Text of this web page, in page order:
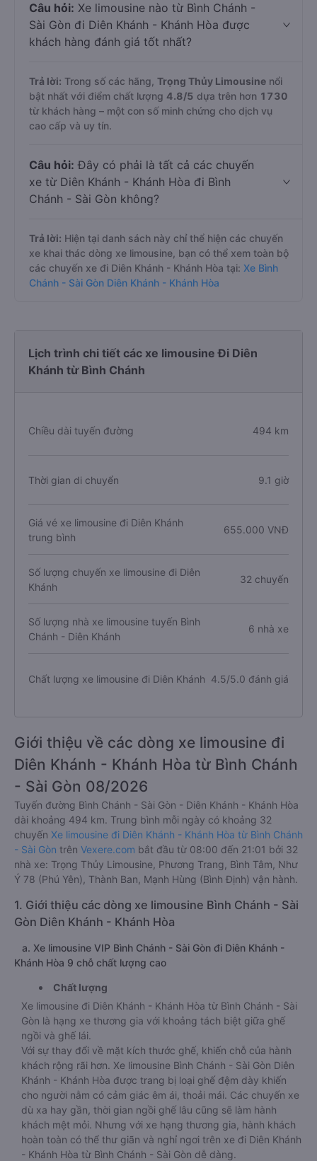
Câu hỏi: Xe limousine nào từ Bình Chánh -
Sài Gòn đi Diên Khánh - Khánh Hòa được
khách hàng đánh giá tốt nhất?
Trả lời: Trong số các hãng, Trọng Thủy Limousine nổi
bật nhất với điểm chất lượng 4.8/5 dựa trên hơn 1730
từ khách hàng – một con số minh chứng cho dịch vụ
cao cấp và uy tín.
Câu hỏi: Đây có phải là tất cả các chuyến
xe từ Diên Khánh - Khánh Hòa đi Bình
Chánh - Sài Gòn không?
Trả lời: Hiện tại danh sách này chỉ thể hiện các chuyến
xe khai thác dòng xe limousine, bạn có thể xem toàn bộ
các chuyến xe đi Diên Khánh - Khánh Hòa tại: Xe Bình
Chánh - Sài Gòn Diên Khánh - Khánh Hòa
Lịch trình chi tiết các xe limousine Đi Diên
Khánh từ Bình Chánh
Chiều dài tuyến đường 494 km
Thời gian di chuyển 9.1 giờ
Giá vé xe limousine đi Diên Khánh
trung bình
655.000 VNĐ
Số lượng chuyến xe limousine đi Diên
Khánh
32 chuyến
Số lượng nhà xe limousine tuyến Bình
Chánh - Diên Khánh
6 nhà xe
Chất lượng xe limousine đi Diên Khánh 4.5/5.0 đánh giá
Giới thiệu về các dòng xe limousine đi
Diên Khánh - Khánh Hòa từ Bình Chánh
- Sài Gòn 08/2026
Tuyến đường Bình Chánh - Sài Gòn - Diên Khánh - Khánh Hòa
dài khoảng 494 km. Trung bình mỗi ngày có khoảng 32
chuyến Xe limousine đi Diên Khánh - Khánh Hòa từ Bình Chánh
- Sài Gòn trên Vexere.com bắt đầu từ 08:00 đến 21:01 bởi 32
nhà xe: Trọng Thủy Limousine, Phương Trang, Bình Tâm, Như
Ý 78 (Phú Yên), Thành Ban, Mạnh Hùng (Bình Định) vận hành.
1. Giới thiệu các dòng xe limousine Bình Chánh - Sài
Gòn Diên Khánh - Khánh Hòa
a. Xe limousine VIP Bình Chánh - Sài Gòn đi Diên Khánh -
Khánh Hòa 9 chỗ chất lượng cao
Chất lượng
Xe limousine đi Diên Khánh - Khánh Hòa từ Bình Chánh - Sài
Gòn là hạng xe thương gia với khoảng tách biệt giữa ghế
ngồi và ghế lái.
Với sự thay đổi về mặt kích thước ghế, khiến chỗ của hành
khách rộng rãi hơn. Xe limousine Bình Chánh - Sài Gòn Diên
Khánh - Khánh Hòa được trang bị loại ghế đệm dày khiến
cho người nằm có cảm giác êm ái, thoải mái. Các chuyến xe
dù xa hay gần, thời gian ngồi ghế lâu cũng sẽ làm hành
khách mệt mỏi. Nhưng với xe hạng thương gia, hành khách
hoàn toàn có thể thư giãn và nghỉ ngơi trên xe đi Diên Khánh
- Khánh Hòa từ Bình Chánh - Sài Gòn dễ dàng.